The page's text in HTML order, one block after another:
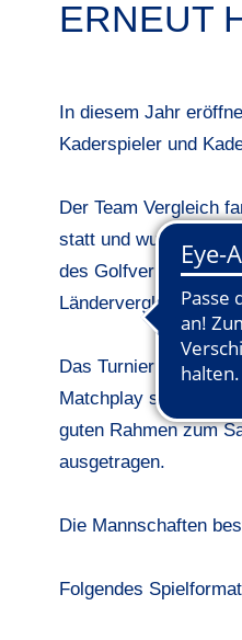
ERNEUT
In diesem Jahr
Kaderspieler und
Der Team Vergleich
statt und wurde vom
des Golfverbandes
Ländervergleich im
Das Turnier fand in
Matchplay sowie
guten Rahmen zum
ausgetragen.
Die Mannschaften
Folgendes